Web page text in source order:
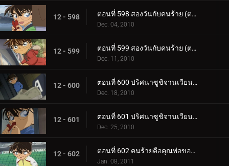
12 - 598 ตอนที่ 598 สองวันกับคนร้าย (ตอน 1)
Dec. 04, 2010
12 - 599 ตอนที่ 599 สองวันกับคนร้าย (ตอน 2)
Dec. 11, 2010
12 - 600 ตอนที่ 600 ปริศนาซูชิจานเวียน (ตอน 1)
Dec. 18, 2010
12 - 601 ตอนที่ 601 ปริศนาซูชิจานเวียน (ตอน 2)
Dec. 25, 2010
12 - 602 ตอนที่ 602 คนร้ายคือคุณพ่อของเก็นตะ (ตอน 1)
Jan. 08, 2011